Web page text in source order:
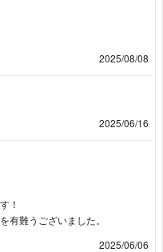
2025/08/08
2025/06/16
！
有難うございました。
2025/06/06